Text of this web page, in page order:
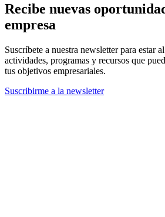
Recibe nuevas
empresa
Suscríbete a nuestra newsletter para estar
actividades, programas y recursos que
tus objetivos empresariales.
Suscribirme a la newsletter